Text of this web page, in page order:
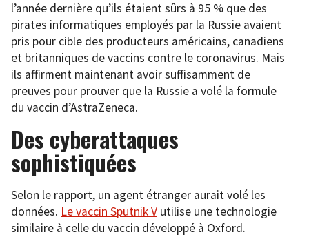
l’année dernière qu’ils étaient sûrs à 95 % que des
pirates informatiques employés par la Russie avaient
pris pour cible des producteurs américains, canadiens
et britanniques de vaccins contre le coronavirus. Mais
ils affirment maintenant avoir suffisamment de
preuves pour prouver que la Russie a volé la formule
du vaccin d’AstraZeneca.
Des cyberattaques
sophistiquées
Selon le rapport, un agent étranger aurait volé les
données. Le vaccin Sputnik V utilise une technologie
similaire à celle du vaccin développé à Oxford.